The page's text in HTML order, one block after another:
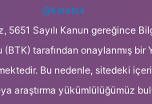
@karabul
5651 Sayılı Kanun gereğince
tarafından onaylanmış bir
Bu nedenle, sitedeki
araştırma yükümlülüğümüz